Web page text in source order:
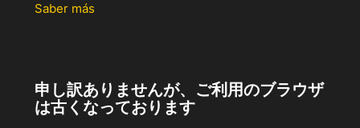
Saber más
申し訳ありませんが、ご利用のブラウザ
は古くなっております